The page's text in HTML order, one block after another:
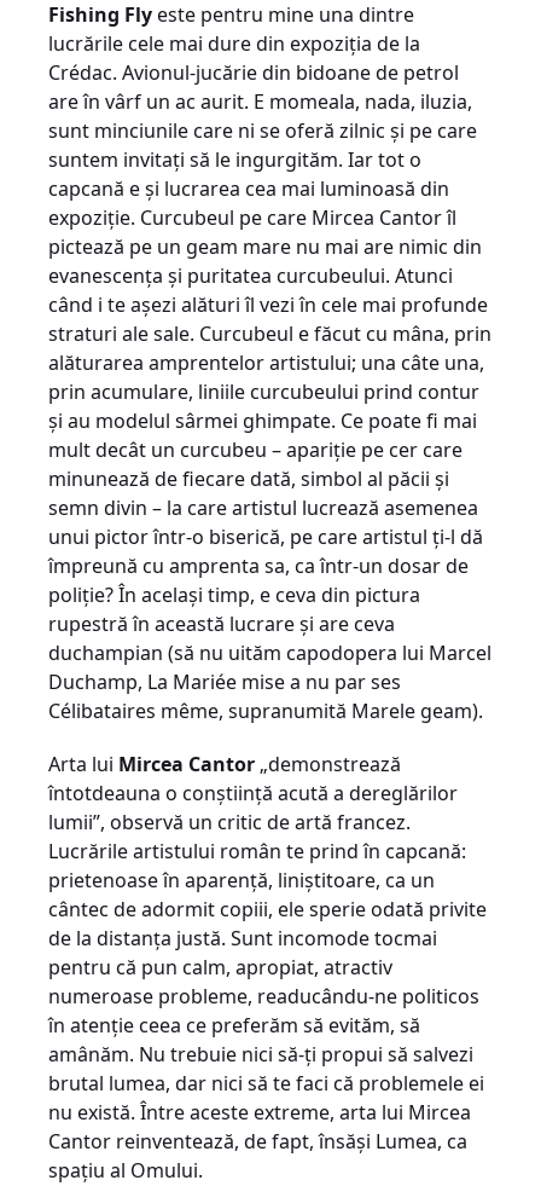
Fishing Flyeste pentru mine una dintre
lucrările cele mai dure din expoziţia de la
Crédac. Avionul-jucărie din bidoane de petrol
are în vârf un ac aurit. E momeala, nada, iluzia,
sunt minciunile care ni se oferă zilnic şi pe care
suntem invitaţi să le ingurgităm. Iar tot o
capcană e şi lucrarea cea mai luminoasă din
expoziţie. Curcubeul pe care Mircea Cantor îl
pictează pe un geam mare nu mai are nimic din
evanescenţa şi puritatea curcubeului. Atunci
când i te aşezi alături îl vezi în cele mai profunde
straturi ale sale. Curcubeul e făcut cu mâna, prin
alăturarea amprentelor artistului; una câte una,
prin acumulare, liniile curcubeului prind contur
şi au modelul sârmei ghimpate. Ce poate fi mai
mult decât un curcubeu – apariţie pe cer care
minunează de fiecare dată, simbol al păcii şi
semn divin – la care artistul lucrează asemenea
unui pictor într-o biserică, pe care artistul ţi-l dă
împreună cu amprenta sa, ca într-un dosar de
poliţie? În acelaşi timp, e ceva din pictura
rupestră în această lucrare şi are ceva
duchampian (să nu uităm capodopera lui Marcel
Duchamp, La Mariée mise a nu par ses
Célibataires même, supranumită Marele geam).
Arta lui Mircea Cantor „demonstrează
întotdeauna o conştiinţă acută a dereglărilor
lumii”, observă un critic de artă francez.
Lucrările artistului român te prind în capcană:
prietenoase în aparenţă, liniştitoare, ca un
cântec de adormit copiii, ele sperie odată privite
de la distanţa justă. Sunt incomode tocmai
pentru că pun calm, apropiat, atractiv
numeroase probleme, readucându-ne politicos
în atenţie ceea ce preferăm să evităm, să
amânăm. Nu trebuie nici să-ţi propui să salvezi
brutal lumea, dar nici să te faci că problemele ei
nu există. Între aceste extreme, arta lui Mircea
Cantor reinventează, de fapt, însăşi Lumea, ca
spaţiu al Omului.